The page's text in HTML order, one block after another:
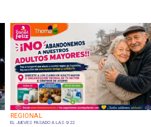
REGIONAL
EL JUEVES PASADO A LAS 9:22